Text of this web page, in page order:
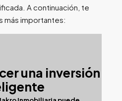
A continuación, te
más importantes:
una inversión